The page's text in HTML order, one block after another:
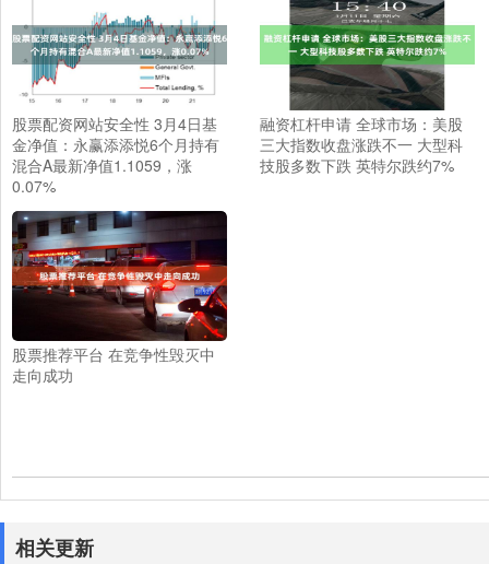
股票配资网站安全性 3月4日基
金净值：永赢添添悦6个月持有
混合A最新净值1.1059，涨
0.07%
融资杠杆申请 全球市场：美股
三大指数收盘涨跌不一 大型科
技股多数下跌 英特尔跌约7%
股票推荐平台 在竞争性毁灭中
走向成功
相关更新